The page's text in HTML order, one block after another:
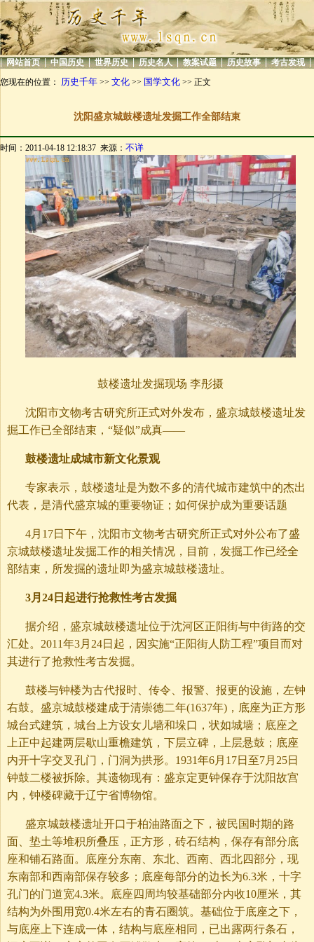
| 网站首页 | 中国历史 | 世界历史 | 历史名人 | 教案试题 | 历史故事 | 考古发现 |
您现在的位置： 历史千年 >> 文化 >> 国学文化 >> 正文
沈阳盛京城鼓楼遗址发掘工作全部结束
时间：2011-04-18 12:18:37 来源： 不详
鼓楼遗址发掘现场 李彤摄
沈阳市文物考古研究所正式对外发布，盛京城鼓楼遗址发
掘工作已全部结束，“疑似”成真——
鼓楼遗址成城市新文化景观
专家表示，鼓楼遗址是为数不多的清代城市建筑中的杰出
代表，是清代盛京城的重要物证；如何保护成为重要话题
4月17日下午，沈阳市文物考古研究所正式对外公布了盛
京城鼓楼遗址发掘工作的相关情况，目前，发掘工作已经全
部结束，所发掘的遗址即为盛京城鼓楼遗址。
3月24日起进行抢救性考古发掘
据介绍，盛京城鼓楼遗址位于沈河区正阳街与中街路的交
汇处。2011年3月24日起，因实施“正阳街人防工程”项目而对
其进行了抢救性考古发掘。
鼓楼与钟楼为古代报时、传令、报警、报更的设施，左钟
右鼓。盛京城鼓楼建成于清崇德二年(1637年)，底座为正方形
城台式建筑，城台上方设女儿墙和垛口，状如城墙；底座之
上正中起建两层歇山重檐建筑，下层立碑，上层悬鼓；底座
内开十字交叉孔门，门洞为拱形。1931年6月17日至7月25日
钟鼓二楼被拆除。其遗物现有：盛京定更钟保存于沈阳故宫
内，钟楼碑藏于辽宁省博物馆。
盛京城鼓楼遗址开口于柏油路面之下，被民国时期的路
面、垫土等堆积所叠压，正方形，砖石结构，保存有部分底
座和铺石路面。底座分东南、东北、西南、西北四部分，现
东南部和西南部保存较多；底座每部分的边长为6.3米，十字
孔门的门道宽4.3米。底座四周均较基础部分内收10厘米，其
结构为外围用宽0.4米左右的青石圈筑。基础位于底座之下，
与底座上下连成一体，结构与底座相同，已出露两行条石，